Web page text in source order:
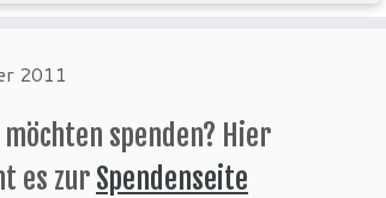
2011
möchten spenden? Hier
es zurSpendenseite